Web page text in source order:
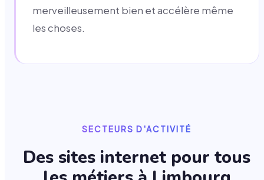
merveilleusement bien et accélère même
les choses.
SECTEURS D'ACTIVITÉ
Des sites internet pour tous